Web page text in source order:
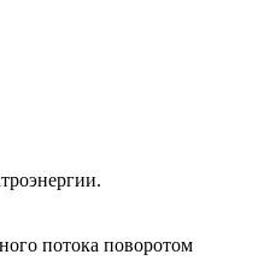
потока поворотом